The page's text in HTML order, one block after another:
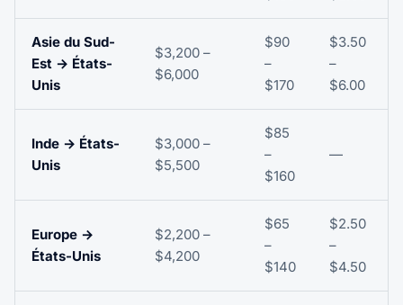
Asie du Sud-
Est → États-
Unis
$3,200 –
$6,000
$90
–
$170
$3.50
–
$6.00
Inde → États-
Unis
$3,000 –
$5,500
$85
–
$160
—
Europe →
États-Unis
$2,200 –
$4,200
$65
–
$140
$2.50
–
$4.50